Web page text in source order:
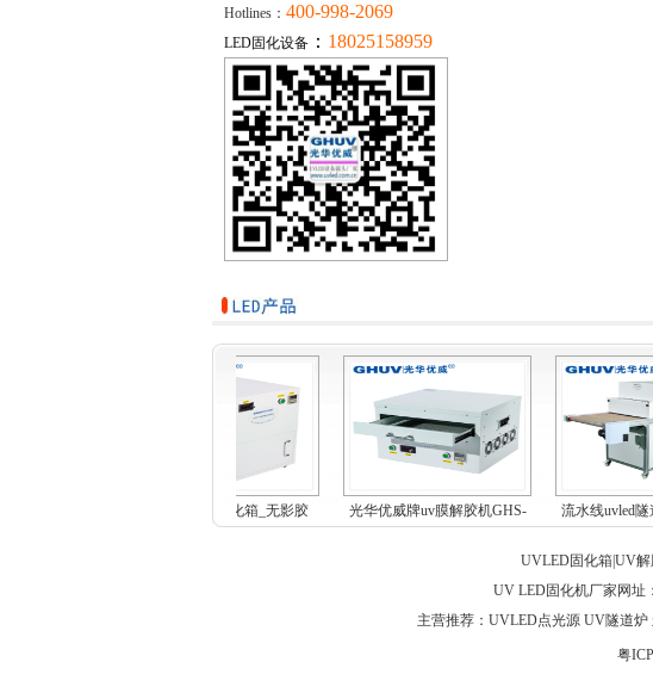
Hotlines： 400-998-2069
LED固化设备 ： 18025158959
开门式uvled固化箱_无影胶
光华优威牌uv膜解胶机GHS-
流水线uvled
UVLED固化箱|UV
UV LED固化机厂家网址：
主营推荐：UVLED点光源 UV隧道炉
粤